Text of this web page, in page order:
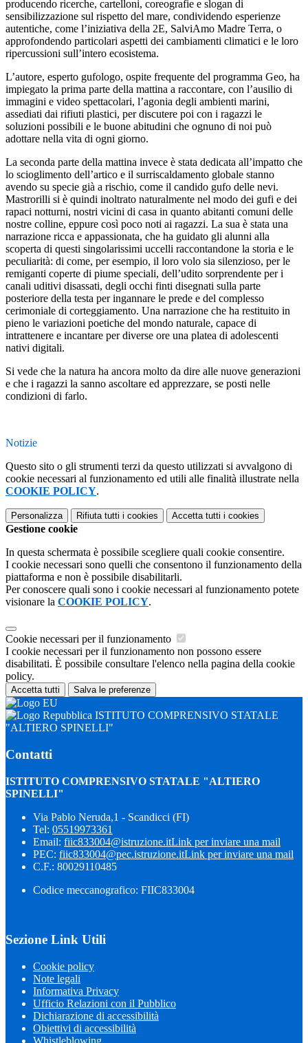
producendo ricerche, cartelloni, coreografie e slogan di
sensibilizzazione sul rispetto del mare, condividendo esperienze
autentiche, come l’iniziativa della 2E, SalviAmo Madre Terra, o
approfondendo particolari aspetti dei cambiamenti climatici e le loro
ripercussioni sull’intero ecosistema.
L’autore, esperto gufologo, ospite frequente del programma Geo, ha
impiegato la prima parte della mattina a raccontare, con l’ausilio di
immagini e video spettacolari, l’agonia degli ambienti marini,
assediati dai rifiuti plastici, per discutere poi con i ragazzi le
soluzioni possibili e le buone abitudini che ognuno di noi può
adottare nella vita di ogni giorno.
La seconda parte della mattina invece è stata dedicata all’impatto che
lo scioglimento dell’artico e il surriscaldamento globale stanno
avendo su specie già a rischio, come il candido gufo delle nevi.
Mastrorilli si è quindi inoltrato naturalmente nel modo dei gufi e dei
rapaci notturni, nostri vicini di casa in quanto abitanti comuni delle
nostre colline, eppure così poco noti ai ragazzi. La sua è stata una
narrazione ricca e appassionata, che ha guidato gli alunni alla
scoperta di questi singolarissimi uccelli raccontandone la storia e le
peculiarità: di come, per esempio, il loro volo sia silenzioso, per le
remiganti coperte di piume speciali, dell’udito sorprendente per i
canali uditivi disassati, degli occhi finti disegnati sulla parte
posteriore della testa per ingannare le prede e del complesso
cerimoniale di corteggiamento. Una narrazione che ha restituito in
pieno le variazioni poetiche del mondo naturale, capace di
intrattenere e incantare per diverse ore una platea di adolescenti
nativi digitali.
Si vede che la natura ha ancora molto da dire alle nuove generazioni
e che i ragazzi la sanno ascoltare ed apprezzare, se posti nelle
condizioni di farlo.
Notizie
Questo sito o gli strumenti terzi da questo utilizzati si avvalgono di
cookie necessari al funzionamento ed utili alle finalità illustrate nella
COOKIE POLICY.
Personalizza Rifiuta tutti i cookies Accetta tutti i cookies
Gestione cookie
In questa schermata è possibile scegliere quali cookie consentire.
I cookie necessari sono quelli che consentono il funzionamento della
piattaforma e non è possibile disabilitarli.
Per conoscere quali sono i cookie necessari al funzionamento potete
visionare la COOKIE POLICY.
Cookie necessari per il funzionamento
I cookie necessari per il funzionamento non possono essere
disabilitati. È possibile consultare l'elenco nella pagina della cookie
policy.
Accetta tutti Salva le preferenze
ISTITUTO COMPRENSIVO STATALE
"ALTIERO SPINELLI"
Contatti
ISTITUTO COMPRENSIVO STATALE "ALTIERO
SPINELLI"
Via Pablo Neruda,1 - Scandicci (FI)
Tel: 05519973361
Email: fiic833004@istruzione.itLink per inviare una mail
PEC: fiic833004@pec.istruzione.itLink per inviare una mail
C.F.: 80029110485
Codice meccanografico: FIIC833004
Sezione Link Utili
Cookie policy
Note legali
Informativa Privacy
Ufficio Relazioni con il Pubblico
Dichiarazione di accessibilità
Obiettivi di accessibilità
Whistleblowing